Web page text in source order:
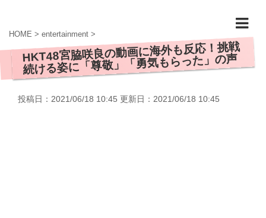
HOME > entertainment >
HKT48宮脇咲良の動画に海外も反応！挑戦
続ける姿に「尊敬」「勇気もらった」の声
投稿日：2021/06/18 10:45 更新日： 2021/06/18 10:45